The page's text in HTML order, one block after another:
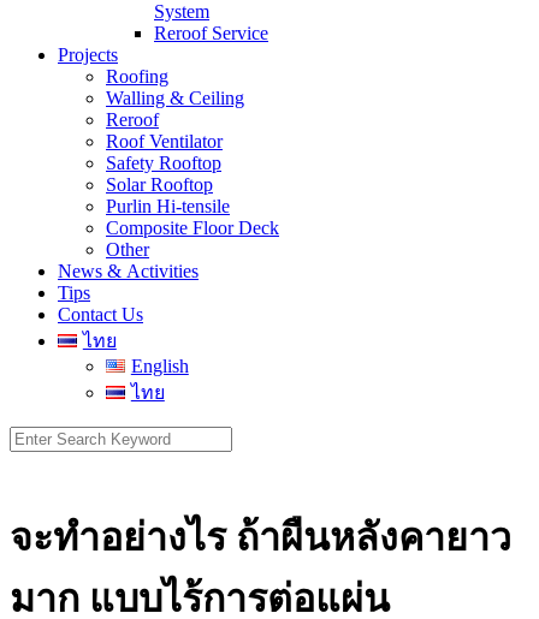
System
Reroof Service
Projects
Roofing
Walling & Ceiling
Reroof
Roof Ventilator
Safety Rooftop
Solar Rooftop
Purlin Hi-tensile
Composite Floor Deck
Other
News & Activities
Tips
Contact Us
ไทย
English
ไทย
Search
for:
จะทำอย่างไร ถ้าผืนหลังคายาว
มาก แบบไร้การต่อแผ่น